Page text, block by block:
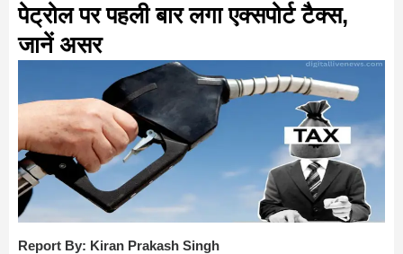
पेट्रोल पर पहली बार लगा एक्सपोर्ट टैक्स,
जानें असर
Report By: Kiran Prakash Singh